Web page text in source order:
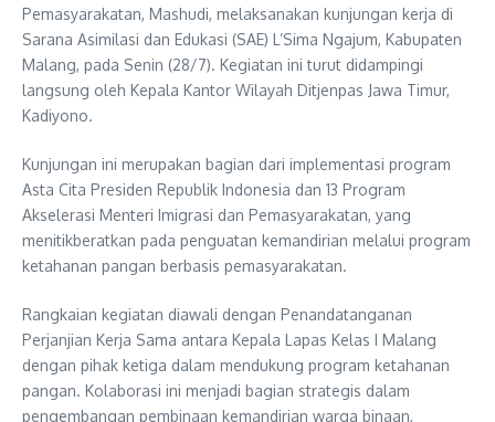
Pemasyarakatan, Mashudi, melaksanakan kunjungan kerja di
Sarana Asimilasi dan Edukasi (SAE) L’Sima Ngajum, Kabupaten
Malang, pada Senin (28/7). Kegiatan ini turut didampingi
langsung oleh Kepala Kantor Wilayah Ditjenpas Jawa Timur,
Kadiyono.
Kunjungan ini merupakan bagian dari implementasi program
Asta Cita Presiden Republik Indonesia dan 13 Program
Akselerasi Menteri Imigrasi dan Pemasyarakatan, yang
menitikberatkan pada penguatan kemandirian melalui program
ketahanan pangan berbasis pemasyarakatan.
Rangkaian kegiatan diawali dengan Penandatanganan
Perjanjian Kerja Sama antara Kepala Lapas Kelas I Malang
dengan pihak ketiga dalam mendukung program ketahanan
pangan. Kolaborasi ini menjadi bagian strategis dalam
pengembangan pembinaan kemandirian warga binaan,